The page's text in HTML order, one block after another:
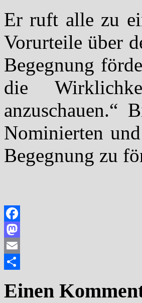
Er ruft alle zu
Vorurteile über
Begegnung
die
anzuschauen.“
Nominierten
Begegnung zu
Facebook
Mastodon
Email
Einen